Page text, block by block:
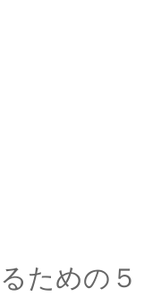
ための５